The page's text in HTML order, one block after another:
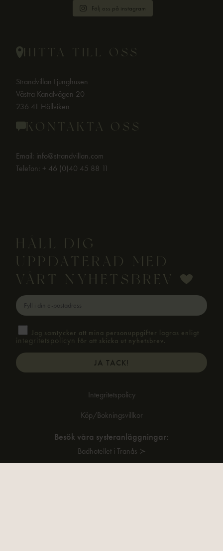
Följ oss på instagram
HITTA TILL OSS
Strandvillan Ljunghusen
Västra Kanalvägen 20
236 41 Höllviken
KONTAKTA OSS
Email: info@strandvillan.com
Telefon: + 46 (0)40 45 88 11
Integritetspolicy
Köp/Bokningsvillkor
Besök våra systeranläggningar:
Badhotellet i Tranås ≻
HÅLL DIG
UPPDATERAD MED
VÅRT NYHETSBREV
Jag samtycker att mina personuppgifter lagras enligt
integritetspolicyn för att skicka ut nyhetsbrev.